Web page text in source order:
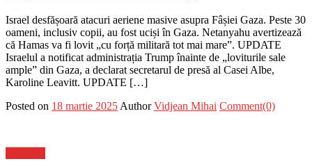
Israel desfășoară atacuri aeriene masive asupra Fâșiei Gaza. Peste 30
oameni, inclusiv copii, au fost uciși în Gaza. Netanyahu avertizează
că Hamas va fi lovit „cu forță militară tot mai mare”. UPDATE
Israelul a notificat administrația Trump înainte de „loviturile sale
ample” din Gaza, a declarat secretarul de presă al Casei Albe,
Karoline Leavitt. UPDATE […]
Posted on 18 martie 2025 Author Vidjean Mihai Comment(0)